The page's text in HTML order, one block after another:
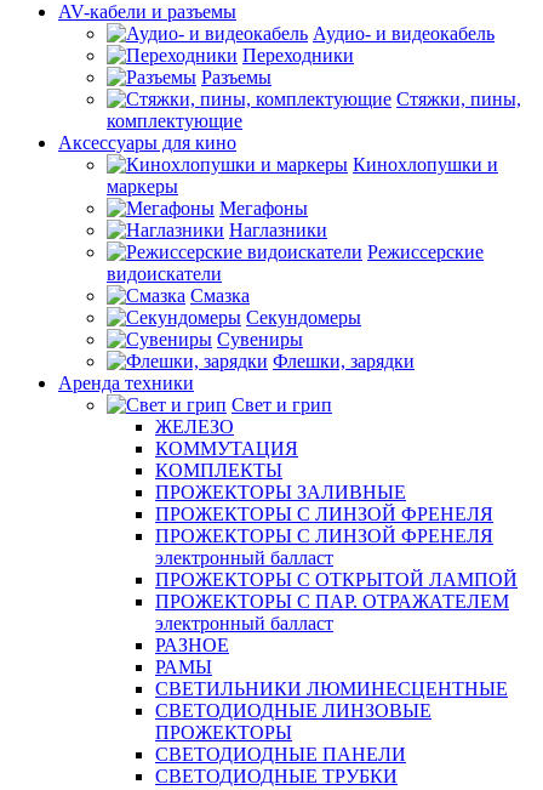
AV-кабели и разъемы
Аудио- и видеокабель
Переходники
Разъемы
Стяжки, пины,
комплектующие
Аксессуары для кино
Кинохлопушки и
маркеры
Мегафоны
Наглазники
Режиссерские
видоискатели
Смазка
Секундомеры
Сувениры
Флешки, зарядки
Аренда техники
Свет и грип
ЖЕЛЕЗО
КОММУТАЦИЯ
КОМПЛЕКТЫ
ПРОЖЕКТОРЫ ЗАЛИВНЫЕ
ПРОЖЕКТОРЫ С ЛИНЗОЙ ФРЕНЕЛЯ
ПРОЖЕКТОРЫ С ЛИНЗОЙ ФРЕНЕЛЯ
электронный балласт
ПРОЖЕКТОРЫ С ОТКРЫТОЙ ЛАМПОЙ
ПРОЖЕКТОРЫ С ПАР. ОТРАЖАТЕЛЕМ
электронный балласт
РАЗНОЕ
РАМЫ
СВЕТИЛЬНИКИ ЛЮМИНЕСЦЕНТНЫЕ
СВЕТОДИОДНЫЕ ЛИНЗОВЫЕ
ПРОЖЕКТОРЫ
СВЕТОДИОДНЫЕ ПАНЕЛИ
СВЕТОДИОДНЫЕ ТРУБКИ